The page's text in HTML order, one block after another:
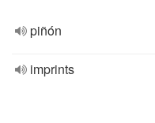
piñón
imprints